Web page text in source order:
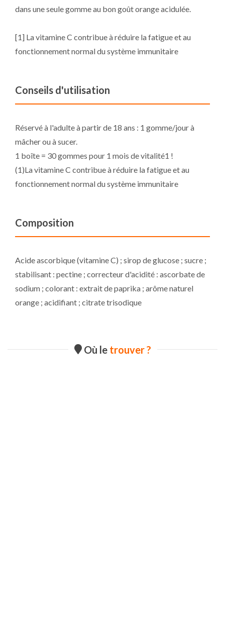
dans une seule gomme au bon goût orange acidulée.
[1] La vitamine C contribue à réduire la fatigue et au
fonctionnement normal du système immunitaire
Conseils d'utilisation
Réservé à l'adulte à partir de 18 ans : 1 gomme/jour à
mâcher ou à sucer.
1 boîte = 30 gommes pour 1 mois de vitalité1 !
(1)La vitamine C contribue à réduire la fatigue et au
fonctionnement normal du système immunitaire
Composition
Acide ascorbique (vitamine C) ; sirop de glucose ; sucre ;
stabilisant : pectine ; correcteur d'acidité : ascorbate de
sodium ; colorant : extrait de paprika ; arôme naturel
orange ; acidifiant ; citrate trisodique
Où le trouver ?